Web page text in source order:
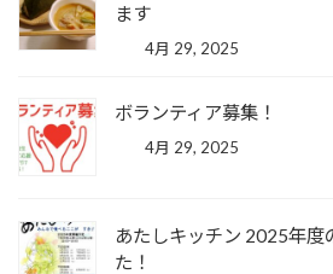
ます
4月 29, 2025
ボランティア募集！
4月 29, 2025
あたしキッチン 2025年度
た！